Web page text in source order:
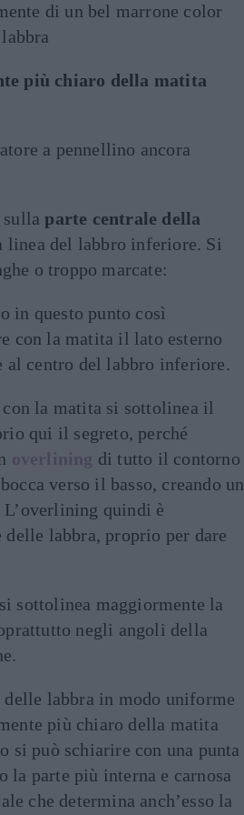
di un bel marrone color
più chiaro della matita
a pennellino ancora
sullaparte centrale della
linea del labbro inferiore. Si
o troppo marcate:
in questo punto così
con la matita il lato esterno
al centro del labbro inferiore.
la matita si sottolinea il
qui il segreto, perché
overlining di tutto il contorno
verso il basso, creando un
quindi è
delle labbra, proprio per dare
si sottolinea maggiormente la
negli angoli della
delle labbra in modo uniforme
più chiaro della matita
si può schiarire con una punta
la parte più interna e carnosa
che determina anch’esso la